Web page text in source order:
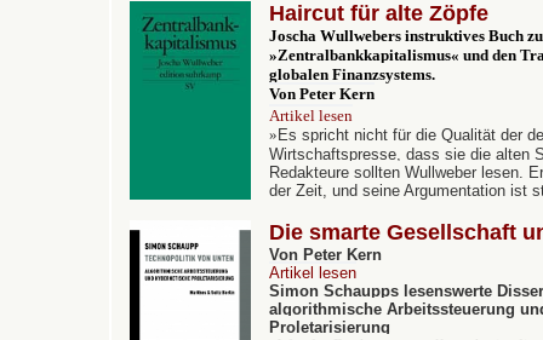
Haircut für alte Zöpfe
Joscha Wullwebers instruktives Buch
»Zentralbankkapitalismus« und den
globalen Finanzsystems.
Von Peter Kern
Artikel lesen
» Es spricht nicht für die Qualität der
Wirtschaftspresse, dass sie die alten
Redakteure sollten Wullweber lesen.
der Zeit, und seine Argumentation ist
Die smarte Gesellschaft
Von Peter Kern
Artikel lesen
Simon Schaupps lesenswerte
algorithmische Arbeitssteuerung
Proletarisierung